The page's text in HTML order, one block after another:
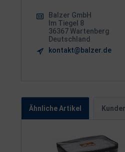
Balzer GmbH
Im Tiegel 8
36367 Wartenberg
Deutschland
kontakt@balzer.de
Ähnliche Artikel